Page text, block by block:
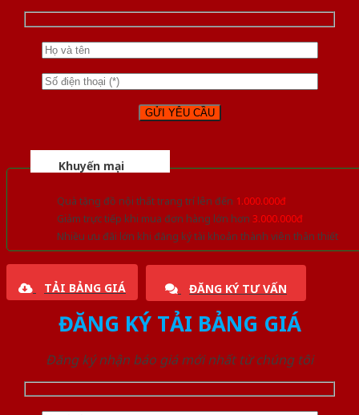
Khuyến mại
Quà tặng đồ nội thất trang trí lên đến 1.000.000đ
Giảm trực tiếp khi mua đơn hàng lớn hơn 3.000.000đ
Nhiều ưu đãi lớn khi đăng ký tài khoản thành viên thân thiết
TẢI BẢNG GIÁ ĐĂNG KÝ TƯ VẤN
ĐĂNG KÝ TẢI BẢNG GIÁ
Đăng ký nhận báo giá mới nhất từ chúng tôi